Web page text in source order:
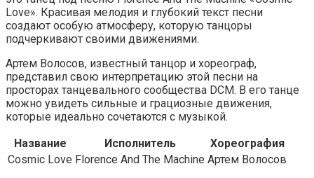
Love». Красивая мелодия и глубокий текст песни
создают особую атмосферу, которую танцоры
подчеркивают своими движениями.
Артем Волосов, известный танцор и хореограф,
представил свою интерпретацию этой песни на
просторах танцевального сообщества DCM. В его танце
можно увидеть сильные и грациозные движения,
которые идеально сочетаются с музыкой.
Название
Исполнитель
Хореография
Cosmic Love Florence And The Machine Артем Волосов